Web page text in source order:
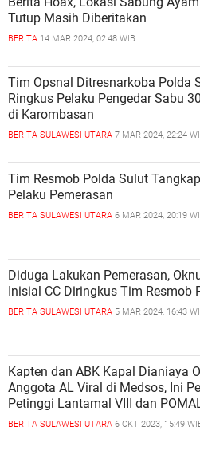
Tutup Masih Diberitakan
BERITA 14 MAR 2024, 02:48 WIB
Tim Opsnal Ditresnarkoba Polda
Ringkus Pelaku Pengedar Sabu
di Karombasan
BERITA SULAWESI UTARA 7 MAR 2024, 22:24
Tim Resmob Polda Sulut
Pelaku Pemerasan
BERITA SULAWESI UTARA 6 MAR 2024, 20:19
Diduga Lakukan Pemerasan,
Inisial CC Diringkus Tim Resmob
BERITA SULAWESI UTARA 5 MAR 2024, 16:43
Kapten dan ABK Kapal Dianiaya
Anggota AL Viral di Medsos, Ini
Petinggi Lantamal VIII dan
BERITA SULAWESI UTARA 6 OKT 2023, 15:49